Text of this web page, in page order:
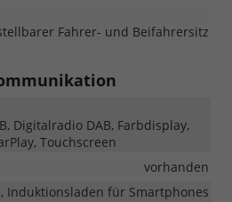
Fahrer- und Beifahrersitz
Digitalradio DAB, Farbdisplay,
Touchscreen
vorhanden
Induktionsladen für Smartphones